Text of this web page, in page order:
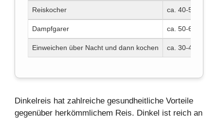
Reiskocher ca. 40-50
Dampfgarer ca. 50-60
Einweichen über Nacht und dann kochen ca. 30-40
Dinkelreis hat zahlreiche gesundheitliche Vorteile
gegenüber herkömmlichem Reis. Dinkel ist reich an